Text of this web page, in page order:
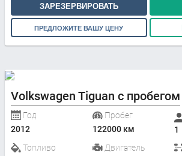
ЗАРЕЗЕРВИРОВАТЬ
ПРЕДЛОЖИТЕ ВАШУ ЦЕНУ
Volkswagen Tiguan с пробегом
Год
2012
Пробег
122000 км
1
Топливо
Двигатель